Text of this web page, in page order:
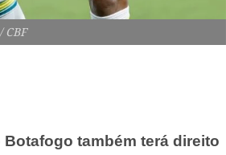
CBF
também terá direito